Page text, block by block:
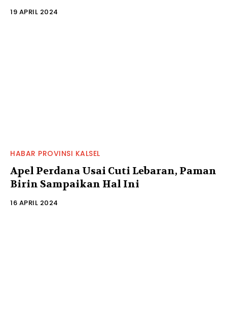
19 APRIL 2024
HABAR PROVINSI KALSEL
Apel Perdana Usai Cuti Lebaran, Paman
Birin Sampaikan Hal Ini
16 APRIL 2024